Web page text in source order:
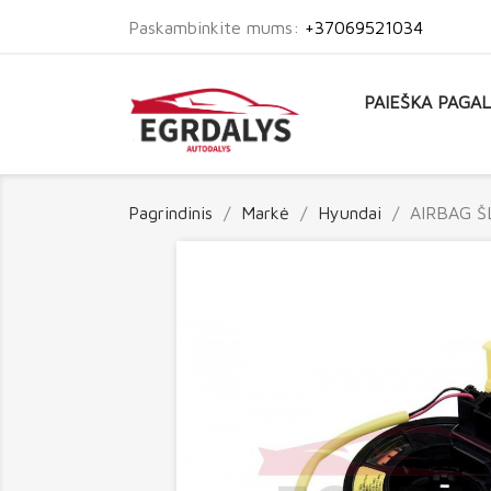
Paskambinkite mums: +37069521034
PAIEŠKA
Pagrindinis Markė Hyundai AIRBAG